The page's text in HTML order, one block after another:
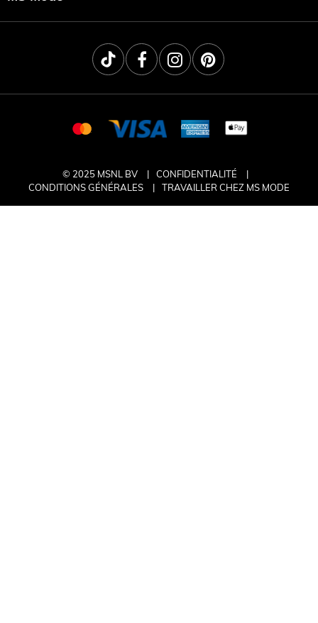
© 2025 MSNL BV
CONFIDENTIALITÉ
CONDITIONS GÉNÉRALES
TRAVAILLER CHEZ MS MODE